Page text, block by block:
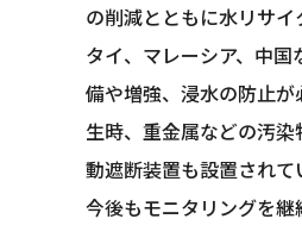
の削減とともに水リサイ
タイ、マレーシア、中
備や増強、浸水の防止
生時、重金属などの汚
動遮断装置も設置されて
今後もモニタリングを継